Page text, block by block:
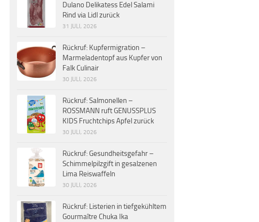
Dulano Delikatess Edel Salami
Rind via Lidl zurück
31 JULI, 2026
Rückruf: Kupfermigration –
Marmeladentopf aus Kupfer von
Falk Culinair
30 JULI, 2026
Rückruf: Salmonellen –
ROSSMANN ruft GENUSSPLUS
KIDS Fruchtchips Apfel zurück
30 JULI, 2026
Rückruf: Gesundheitsgefahr –
Schimmelpilzgift in gesalzenen
Lima Reiswaffeln
30 JULI, 2026
Rückruf: Listerien in tiefgekühltem
Gourmaître Chuka Ika